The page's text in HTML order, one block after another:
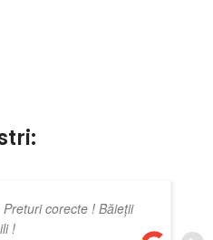
Preturi corecte ! Băieții
!